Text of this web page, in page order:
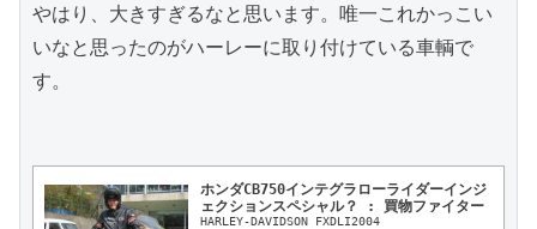
やはり、大きすぎるなと思います。唯一これかっこい
いなと思ったのがハーレーに取り付けている車輌で
す。
ホンダCB750インテグラローライダーインジ
ェクションスペシャル？ : 買物ファイター
HARLEY-DAVIDSON FXDLI2004